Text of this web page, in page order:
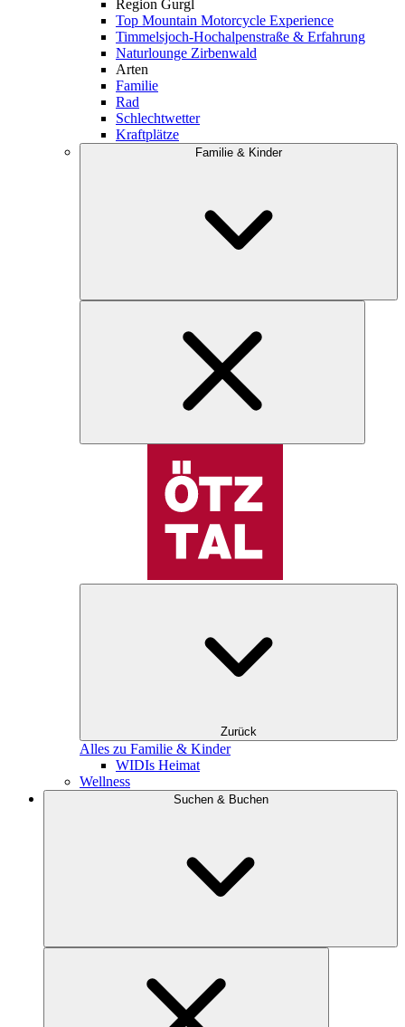
Region Gurgl
Top Mountain Motorcycle Experience
Timmelsjoch-Hochalpenstraße & Erfahrung
Naturlounge Zirbenwald
Arten
Familie
Rad
Schlechtwetter
Kraftplätze
Familie & Kinder
Zurück
Alles zu Familie & Kinder
WIDIs Heimat
Wellness
Suchen & Buchen